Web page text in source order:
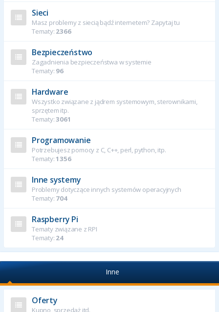
Sieci
Masz problemy z siecią bądź internetem? Zapytaj tu
Tematy: 2366
Bezpieczeństwo
Zagadnienia bezpieczeństwa w systemie
Tematy: 96
Hardware
Wszystko związane z jądrem systemowym, sterownikami,
sprzętem itp.
Tematy:3061
Programowanie
Potrzebujesz pomocy z C, C++, perl, python, itp.
Tematy:1356
Inne systemy
Problemy dotyczące innych systemów operacyjnych
Tematy: 704
Raspberry Pi
Tematy związane z RPI
Tematy: 24
Inne
Oferty
Kupno, sprzedaż itd.